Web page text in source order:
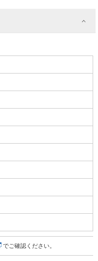
でご確認ください。